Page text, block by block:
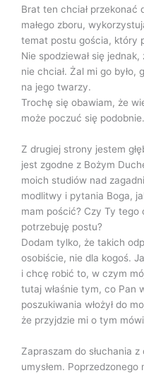
Brat ten chciał przekonać
małego zboru,
temat postu gościa, który
Nie spodziewał się
nie chciał. Żal mi go było,
na jego twarzy.
Trochę się obawiam, że
może poczuć się podobnie.
Z drugiej strony jestem
jest zgodne z Bożym
moich studiów nad
modlitwy i pytania Boga,
mam pościć? Czy Ty tego
potrzebuję postu?
Dodam tylko, że takich
osobiście, nie dla kogoś.
i chcę robić to, w czym
tutaj właśnie tym, co Pan
poszukiwania włożył do
że przyjdzie mi o tym
Zapraszam do słuchania
umysłem.